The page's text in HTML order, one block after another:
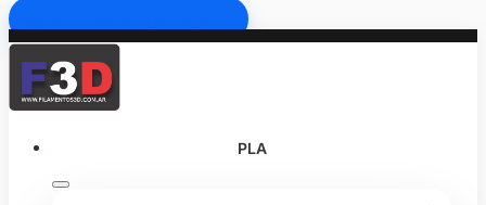
PLA